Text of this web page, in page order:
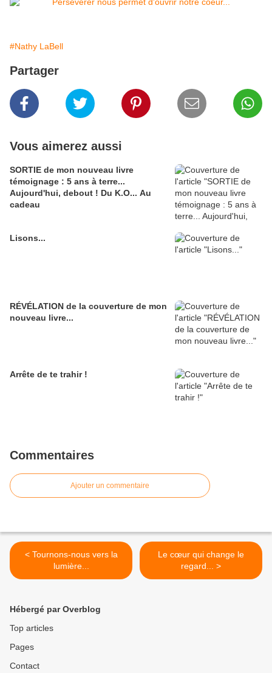
#Nathy LaBell
Partager
Vous aimerez aussi
SORTIE de mon nouveau livre
témoignage : 5 ans à terre...
Aujourd'hui, debout ! Du K.O... Au
cadeau
Lisons...
RÉVÉLATION de la couverture de mon
nouveau livre...
Arrête de te trahir !
Commentaires
Ajouter un commentaire
< Tournons-nous vers la
lumière...
Le cœur qui change le
regard... >
Hébergé par Overblog
Top articles
Pages
Contact